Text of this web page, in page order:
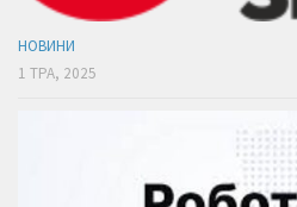
НОВИНИ
1 ТРА, 2025